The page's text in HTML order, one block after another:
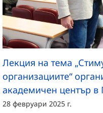
Лекция на тема
организациите“
академичен център в
28 февруари 2025 г.